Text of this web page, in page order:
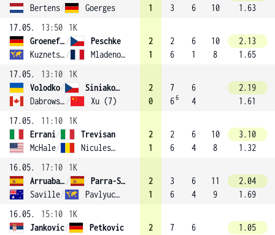
Bertens/ Goerges
1
3
6
10
1.63
17.05.
13:50
1K
Groenefeld /
Peschke
Kuznetsova / Mladenovic
2
1
2
6
6
1
10
8
2.13
1.65
17.05.
13:10
1K
Volodko/
Siniaková
Dabrowski / Xu (7)
2
0
7
66
6
4
2.19
1.61
17.05.
11:10
1K
Errani/
Trevisan
McHale/ Niculescu
2
1
2
6
6
4
10
8
3.10
1.32
16.05.
17:10
1K
Arruabarrena-Vecino /
Parra-Santonja
Saville/ Pavlyuchenkova
2
1
3
6
6
4
11
9
2.04
1.69
16.05.
15:10
1K
Jankovic/
Petkovic
2
7
6
1.05